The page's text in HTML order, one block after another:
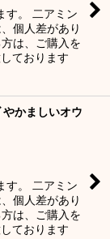
す。 二アミン
個人差があり
は、ご購入を
ております
やかましいオウ
す。 二アミン
個人差があり
は、ご購入を
ております